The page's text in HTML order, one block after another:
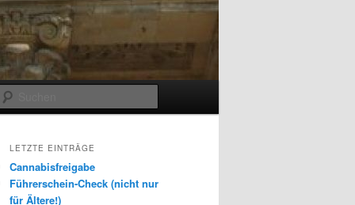
LETZTE EINTRÄGE
Cannabisfreigabe
Führerschein-Check (nicht nur
für Ältere!)